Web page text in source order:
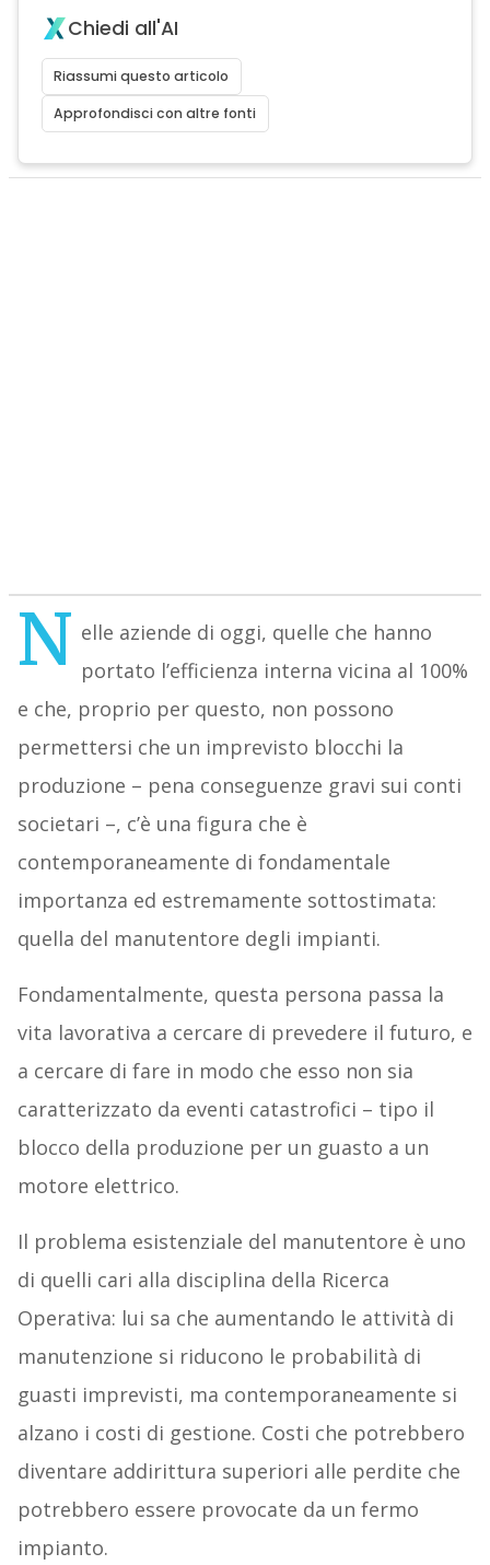
Chiedi all'AI
Riassumi questo articolo
Approfondisci con altre fonti
N elle aziende di oggi, quelle che hanno
portato l’efficienza interna vicina al 100%
e che, proprio per questo, non possono
permettersi che un imprevisto blocchi la
produzione – pena conseguenze gravi sui conti
societari –, c’è una figura che è
contemporaneamente di fondamentale
importanza ed estremamente sottostimata:
quella del manutentore degli impianti.
Fondamentalmente, questa persona passa la
vita lavorativa a cercare di prevedere il futuro, e
a cercare di fare in modo che esso non sia
caratterizzato da eventi catastrofici – tipo il
blocco della produzione per un guasto a un
motore elettrico.
Il problema esistenziale del manutentore è uno
di quelli cari alla disciplina della Ricerca
Operativa: lui sa che aumentando le attività di
manutenzione si riducono le probabilità di
guasti imprevisti, ma contemporaneamente si
alzano i costi di gestione. Costi che potrebbero
diventare addirittura superiori alle perdite che
potrebbero essere provocate da un fermo
impianto.